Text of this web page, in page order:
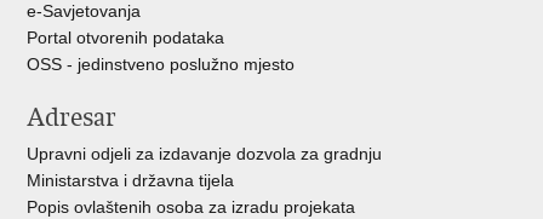
e-Savjetovanja
Portal otvorenih podataka
OSS - jedinstveno poslužno mjesto
Adresar
Upravni odjeli za izdavanje dozvola za gradnju
Ministarstva i državna tijela
Popis ovlaštenih osoba za izradu projekata